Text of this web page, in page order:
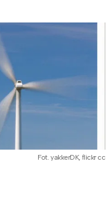
Fot. yakkerDK, flickr cc